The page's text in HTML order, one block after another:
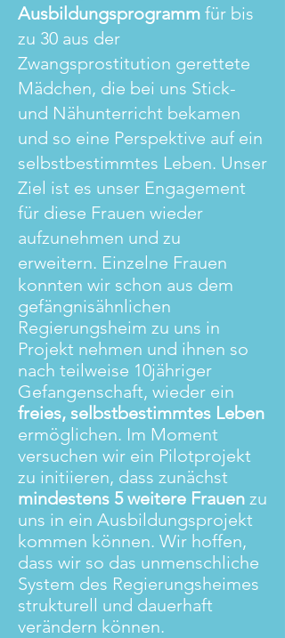
Ausbildungsprogramm für bis
zu 30 aus der
Zwangsprostitution gerettete
Mädchen, die bei uns Stick-
und Nähunterricht bekamen
und so eine Perspektive auf ein
selbstbestimmtes Leben. Unser
Ziel ist es unser Engagement
für diese Frauen wieder
aufzunehmen und zu
erweitern. Einzelne Frauen
konnten wir schon aus dem
gefängnisähnlichen
Regierungsheim zu uns in
Projekt nehmen und ihnen so
nach teilweise 10jähriger
Gefangenschaft, wieder ein
freies, selbstbestimmtes Leben
ermöglichen. Im Moment
versuchen wir ein Pilotprojekt
zu initiieren, dass zunächst
mindestens 5 weitere Frauen zu
uns in ein Ausbildungsprojekt
kommen können. Wir hoffen,
dass wir so das unmenschliche
System des Regierungsheimes
strukturell und dauerhaft
verändern können.